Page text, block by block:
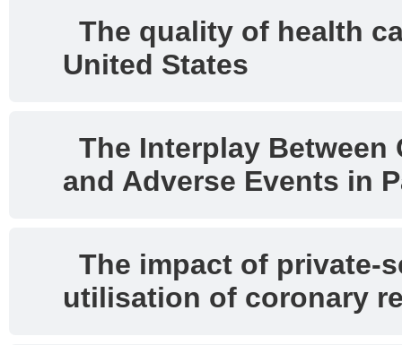
The quality of health
United States
The Interplay
and Adverse Events in
The impact of private-
utilisation of coronary